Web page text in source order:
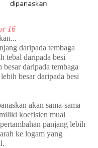
16
daripada tembaga
tebal daripada besi
daripada tembaga
besar daripada besi
akan sama-sama
koefisien muai
panjang lebih
ke logam yang